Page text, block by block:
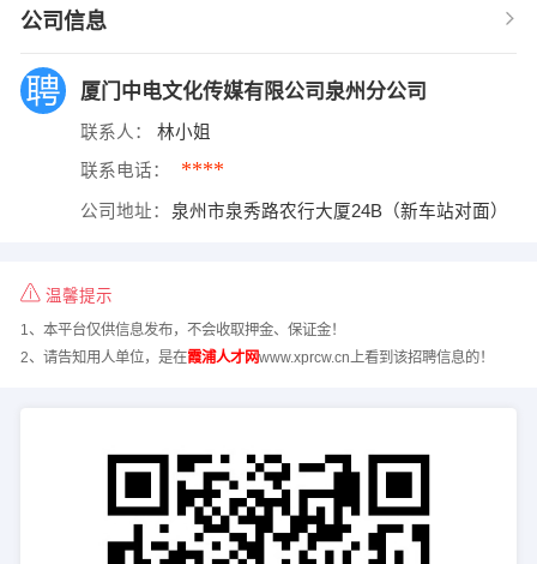
公司信息
厦门中电文化传媒有限公司泉州分公司
联系人： 林小姐
联系电话： ****
公司地址： 泉州市泉秀路农行大厦24B（新车站对面）
温馨提示
1、本平台仅供信息发布，不会收取押金、保证金！
2、请告知用人单位，是在霞浦人才网www.xprcw.cn上看到该招聘信息的！